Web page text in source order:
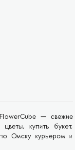
— свежие
купить букет,
Омску курьером и